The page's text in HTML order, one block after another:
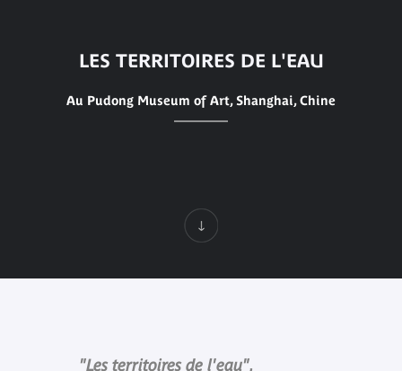
LES TERRITOIRES DE L'EAU
Au Pudong Museum of Art, Shanghai, Chine
"Les territoires de l'eau",